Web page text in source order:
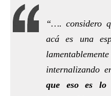
“…. considero
acá es una
internalizando
que eso es lo